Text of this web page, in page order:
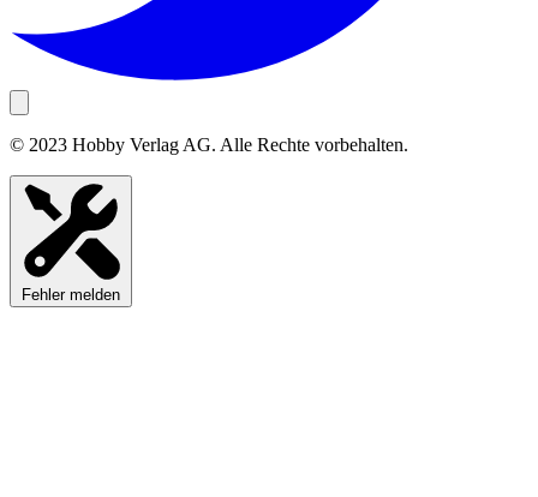
© 2023 Hobby Verlag AG. Alle Rechte vorbehalten.
Fehler melden